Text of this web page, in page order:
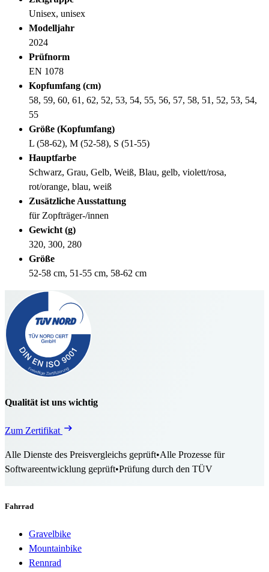
Unisex, unisex
Modelljahr
2024
Prüfnorm
EN 1078
Kopfumfang (cm)
58, 59, 60, 61, 62, 52, 53, 54, 55, 56, 57, 58, 51, 52, 53, 54,
55
Größe (Kopfumfang)
L (58-62), M (52-58), S (51-55)
Hauptfarbe
Schwarz, Grau, Gelb, Weiß, Blau, gelb, violett/rosa,
rot/orange, blau, weiß
Zusätzliche Ausstattung
für Zopfträger-/innen
Gewicht (g)
320, 300, 280
Größe
52-58 cm, 51-55 cm, 58-62 cm
Qualität ist uns wichtig
Zum Zertifikat
Alle Dienste des Preisvergleichs geprüft•Alle Prozesse für
Softwareentwicklung geprüft•Prüfung durch den TÜV
Fahrrad
Gravelbike
Mountainbike
Rennrad